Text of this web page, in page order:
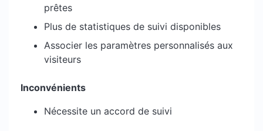
prêtes
Plus de statistiques de suivi disponibles
Associer les paramètres personnalisés aux
visiteurs
Inconvénients
Nécessite un accord de suivi